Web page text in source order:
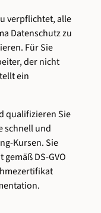
verpflichtet, alle
Datenschutz zu
Für Sie
der nicht
ein
qualifizieren Sie
schnell und
Kursen. Sie
DS-GVO